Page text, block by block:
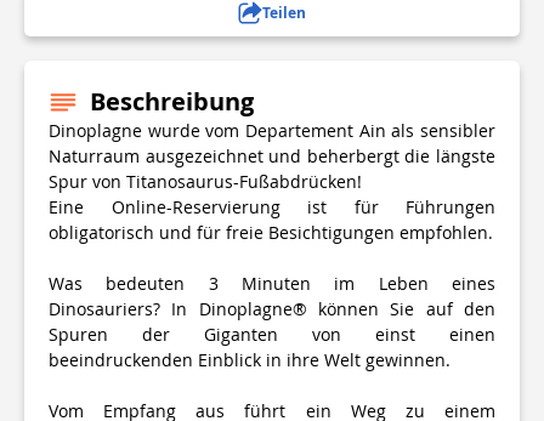
Teilen
Beschreibung
Dinoplagne wurde vom Departement Ain als sensibler
Naturraum ausgezeichnet und beherbergt die längste
Spur von Titanosaurus-Fußabdrücken!
Eine Online-Reservierung ist für Führungen
obligatorisch und für freie Besichtigungen empfohlen.
Was bedeuten 3 Minuten im Leben eines
Dinosauriers? In Dinoplagne® können Sie auf den
Spuren der Giganten von einst einen
beeindruckenden Einblick in ihre Welt gewinnen.
Vom Empfang aus führt ein Weg zu einem